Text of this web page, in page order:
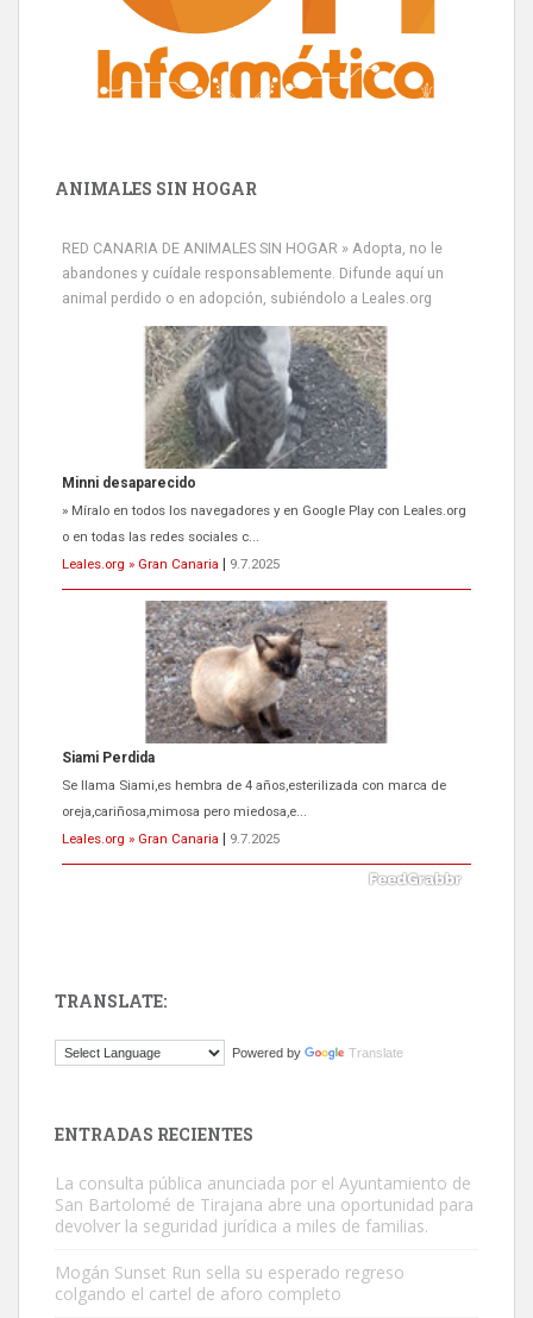
ANIMALES SIN HOGAR
RED CANARIA DE ANIMALES SIN HOGAR » Adopta, no le
abandones y cuídale responsablemente. Difunde aquí un
animal perdido o en adopción, subiéndolo a Leales.org
Minni desaparecido
» Míralo en todos los navegadores y en Google Play con Leales.org
o en todas las redes sociales c...
Leales.org » Gran Canaria
9.7.2025
Siami Perdida
Se llama Siami,es hembra de 4 años,esterilizada con marca de
oreja,cariñosa,mimosa pero miedosa,e...
Leales.org » Gran Canaria
9.7.2025
El ayuntamiento se va a llevar a Los Gatos callejeros de la zona los
Gato manso encontrado
TRANSLATE:
Powered by Translate
ENTRADAS RECIENTES
La consulta pública anunciada por el Ayuntamiento de
San Bartolomé de Tirajana abre una oportunidad para
devolver la seguridad jurídica a miles de familias.
Mogán Sunset Run sella su esperado regreso
colgando el cartel de aforo completo